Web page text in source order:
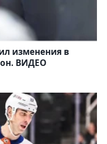
изменения в
ВИДЕО